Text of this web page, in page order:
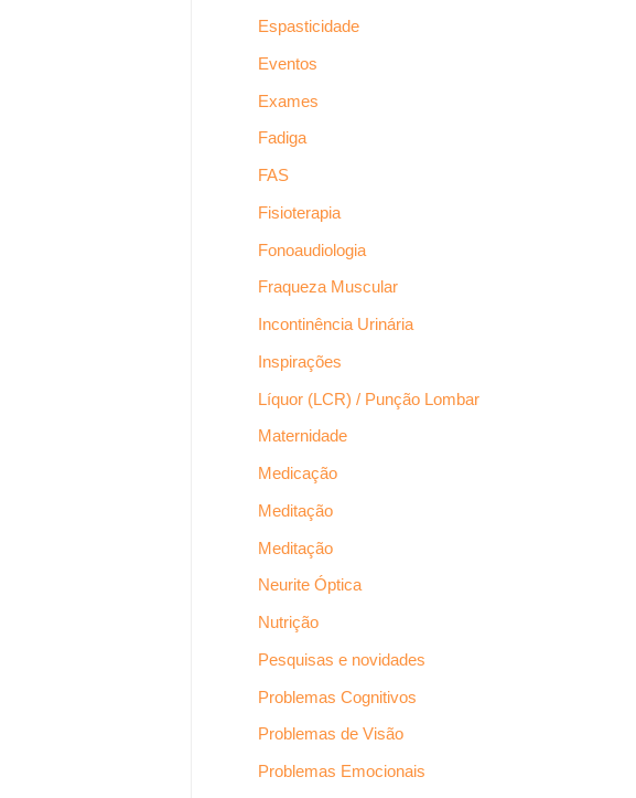
Espasticidade
Eventos
Exames
Fadiga
FAS
Fisioterapia
Fonoaudiologia
Fraqueza Muscular
Incontinência Urinária
Inspirações
Líquor (LCR) / Punção Lombar
Maternidade
Medicação
Meditação
Meditação
Neurite Óptica
Nutrição
Pesquisas e novidades
Problemas Cognitivos
Problemas de Visão
Problemas Emocionais